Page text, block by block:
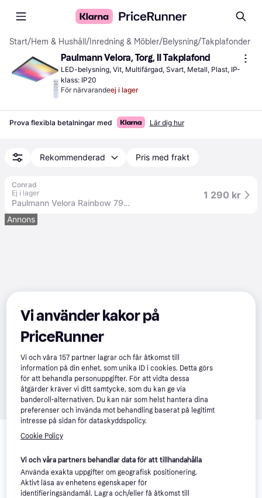
Start/Hem & Hushåll / Inredning & Möbler/Belysning/Takplafonder
Paulmann Velora, Torg, II Takplafond
LED-belysning, Vit, Multifärgad, Svart, Metall, Plast, IP-
klass: IP20
För närvarandeej i lager
Prova flexibla betalningar med Lär dig hur
Rekommenderad Pris med frakt
Conrad
Ej i lager
Paulmann Velora Rainbow 79908 LED-takbelysning Varmvit Svart
1 290 kr
Annons
Relaterade produkter
intressera dig. Visa alla
-25%
Vi använder kakor på
PriceRunner
Vi och våra157 partner lagrar och får åtkomst till
information på din enhet, som unika ID i cookies. Detta görs
för att behandla personuppgifter. För att vidta dessa
åtgärder kräver vi ditt samtycke, som du kan ge via
banderoll-alternativen. Du kan när som helst hantera dina
preferenser och invända mot behandling baserat på legitimt
intresse på sidan för dataskyddspolicy.
Cookie Policy
Vi och våra partners behandlar data för att tillhandahålla
Använda exakta uppgifter om geografisk positionering.
Aktivt läsa av enhetens egenskaper för
identifieringsändamål. Lagra och/eller få åtkomst till